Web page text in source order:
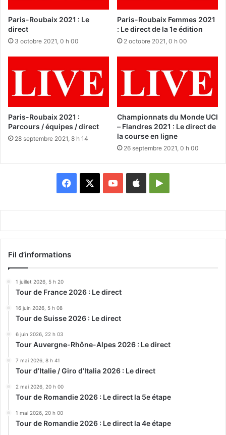
Paris-Roubaix 2021 : Le
direct
3 octobre 2021, 0 h 00
Paris-Roubaix Femmes 2021
: Le direct de la 1e édition
2 octobre 2021, 0 h 00
Paris-Roubaix 2021 :
Parcours / équipes / direct
28 septembre 2021, 8 h 14
Championnats du Monde UCI
– Flandres 2021 : Le direct de
la course en ligne
26 septembre 2021, 0 h 00
Facebook YouTubeAppleGoogle
Fil d’informations
1 juillet 2026, 5 h 20
Tour de France 2026 : Le direct
16 juin 2026, 5 h 08
Tour de Suisse 2026 : Le direct
6 juin 2026, 22 h 03
Tour Auvergne-Rhône-Alpes 2026 : Le direct
7 mai 2026, 8 h 41
Tour d’Italie / Giro d’Italia 2026 : Le direct
2 mai 2026, 20 h 00
Tour de Romandie 2026 : Le direct la 5e étape
1 mai 2026, 20 h 00
Tour de Romandie 2026 : Le direct la 4e étape